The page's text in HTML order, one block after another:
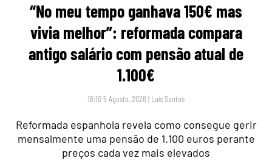
“No meu tempo ganhava 150€ mas
vivia melhor”: reformada compara
antigo salário com pensão atual de
1.100€
16:10 5 Agosto, 2026 | Luís Santos
Reformada espanhola revela como consegue gerir
mensalmente uma pensão de 1.100 euros perante
preços cada vez mais elevados